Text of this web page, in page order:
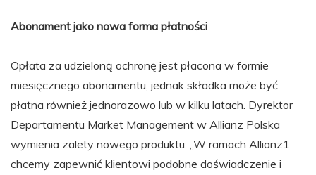
Abonament jako nowa forma płatności
Opłata za udzieloną ochronę jest płacona w formie
miesięcznego abonamentu, jednak składka może być
płatna również jednorazowo lub w kilku latach. Dyrektor
Departamentu Market Management w Allianz Polska
wymienia zalety nowego produktu: „W ramach Allianz1
chcemy zapewnić klientowi podobne doświadczenie i